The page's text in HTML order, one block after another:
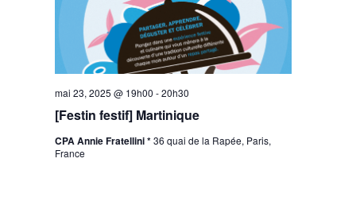
[Festin festif] Martinique
mai 23, 2025 @ 19h00 -20h30
CPA Annie Fratellini *36 quai de la Rapée, Paris,
France